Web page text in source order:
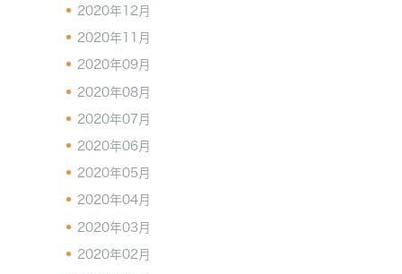
2020年12月
2020年11月
2020年09月
2020年08月
2020年07月
2020年06月
2020年05月
2020年04月
2020年03月
2020年02月